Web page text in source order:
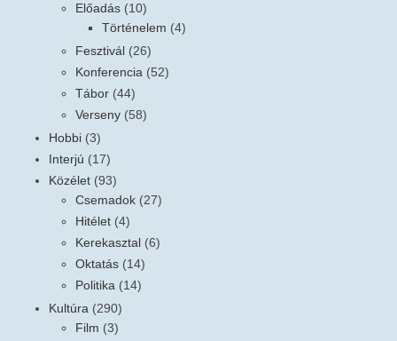
Előadás (10)
Történelem (4)
Fesztivál (26)
Konferencia (52)
Tábor (44)
Verseny (58)
Hobbi (3)
Interjú (17)
Közélet (93)
Csemadok (27)
Hitélet (4)
Kerekasztal (6)
Oktatás (14)
Politika (14)
Kultúra (290)
Film (3)